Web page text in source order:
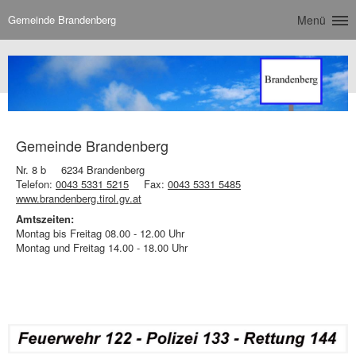
Gemeinde Brandenberg Menü
Gemeinde Brandenberg
Nr. 8 b
6234 Brandenberg
Telefon: 0043 5331 5215 Fax: 0043 5331 5485
www.brandenberg.tirol.gv.at
Amtszeiten:
Montag bis Freitag 08.00 - 12.00 Uhr
Montag und Freitag 14.00 - 18.00 Uhr